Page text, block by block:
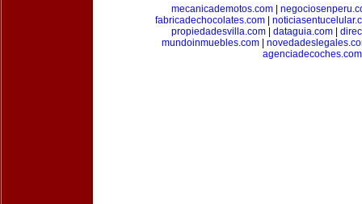
mecanicademotos.com|
fabricadechocolates.com|
propiedadesvilla.com| dataguia.com|
mundoinmuebles.com
agenciadecoches.com